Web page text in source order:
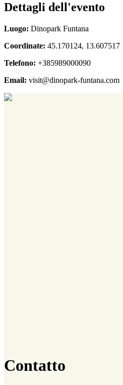
Dettagli dell'evento
Luogo: Dinopark Funtana
Coordinate: 45.170124, 13.607517
Telefono: +385989000090
Email: visit@dinopark-funtana.com
Contatto